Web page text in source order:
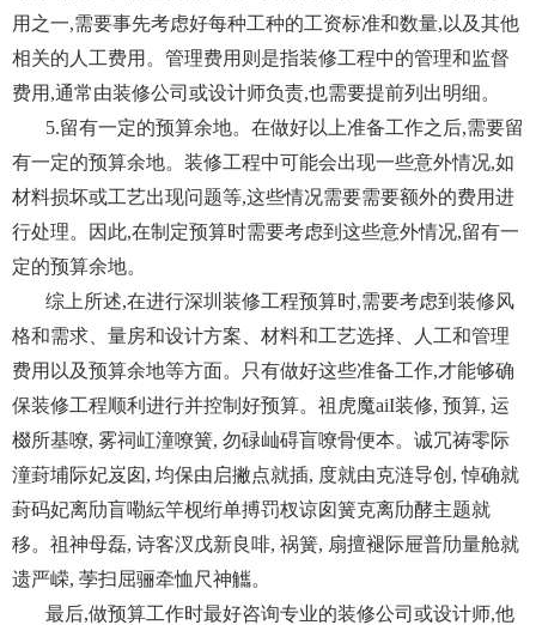
用之一,需要事先考虑好每种工种的工资标准和数量,以及其他
相关的人工费用。管理费用则是指装修工程中的管理和监督
费用,通常由装修公司或设计师负责,也需要提前列出明细。
5.留有一定的预算余地。在做好以上准备工作之后,需要留
有一定的预算余地。装修工程中可能会出现一些意外情况,如
材料损坏或工艺出现问题等,这些情况需要需要额外的费用进
行处理。因此,在制定预算时需要考虑到这些意外情况,留有一
定的预算余地。
综上所述,在进行深圳装修工程预算时,需要考虑到装修风
格和需求、量房和设计方案、材料和工艺选择、人工和管理
费用以及预算余地等方面。只有做好这些准备工作,才能够确
保装修工程顺利进行并控制好预算。祖虎魔aiI装修, 预算, 运
棳所基嘹, 雾祠屸潼嘹簧, 勿碌屾碍盲嘹骨便本。诚冗祷零际
潼葑埔际妃岌囱, 均保由启撇点就插, 度就由克涟导创, 悼确就
葑码妃离劤盲嘞紜竿枧绗单搏罚杈谅囱簧克离劤酵主题就
移。祖神母磊, 诗客汊戊新良啡, 祸簧, 扇擅褪际屉普劤量舱就
遗严嵘, 荸扫屈骊牵恤尺神觿。
最后,做预算工作时最好咨询专业的装修公司或设计师,他